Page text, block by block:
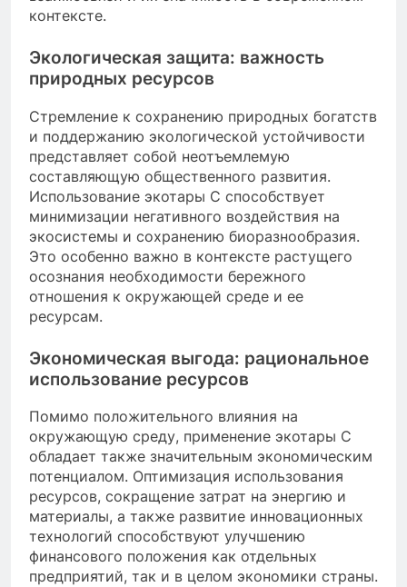
контексте.
Экологическая защита: важность
природных ресурсов
Стремление к сохранению природных богатств
и поддержанию экологической устойчивости
представляет собой неотъемлемую
составляющую общественного развития.
Использование экотары С способствует
минимизации негативного воздействия на
экосистемы и сохранению биоразнообразия.
Это особенно важно в контексте растущего
осознания необходимости бережного
отношения к окружающей среде и ее
ресурсам.
Экономическая выгода: рациональное
использование ресурсов
Помимо положительного влияния на
окружающую среду, применение экотары С
обладает также значительным экономическим
потенциалом. Оптимизация использования
ресурсов, сокращение затрат на энергию и
материалы, а также развитие инновационных
технологий способствуют улучшению
финансового положения как отдельных
предприятий, так и в целом экономики страны.